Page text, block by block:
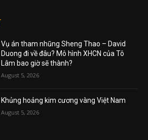
Vụ án tham nhũng Sheng Thao – David
Duong đi về đâu? Mô hình XHCN của Tô
Lâm bao giờ sẽ thành?
August 5, 2026
Khủng hoảng kim cương vàng Việt Nam
August 5, 2026